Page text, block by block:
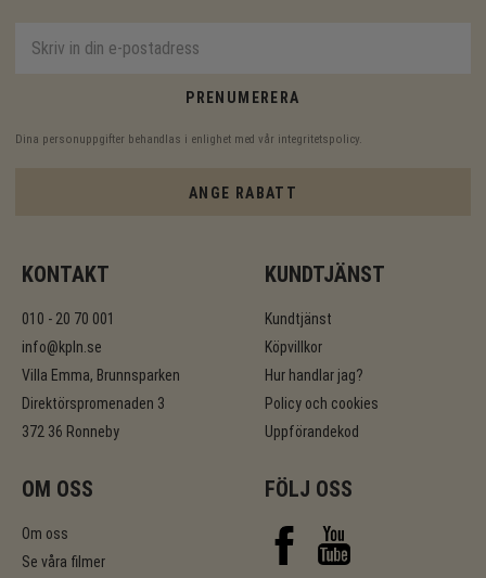
PRENUMERERA
Dina personuppgifter behandlas i enlighet med vår integritetspolicy.
ANGE RABATT
KONTAKT
010 - 20 70 001
info@kpln.se
Villa Emma, Brunnsparken
Direktörspromenaden 3
372 36 Ronneby
KUNDTJÄNST
Kundtjänst
Köpvillkor
Hur handlar jag?
Policy och cookies
Uppförandekod
OM OSS
Om oss
Se våra filmer
FÖLJ OSS